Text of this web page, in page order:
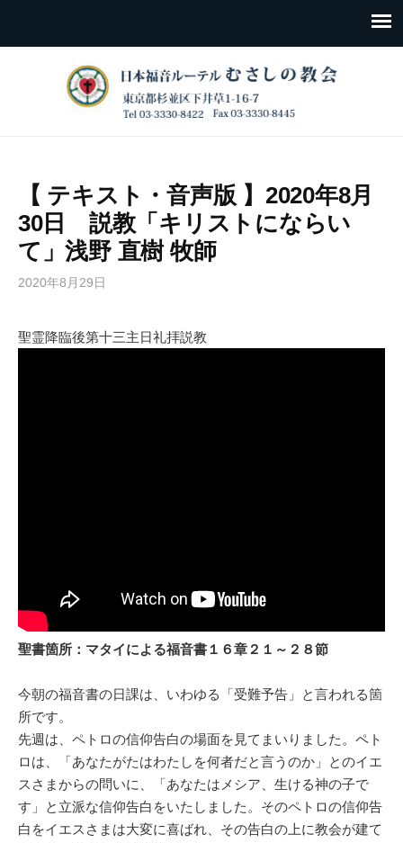
【 テキスト・音声版 】2020年8月
30日 説教「キリストにならい
て」浅野 直樹 牧師
2020年8月29日
聖霊降臨後第十三主日礼拝説教
聖書箇所：マタイによる福音書１６章２１～２８節
今朝の福音書の日課は、いわゆる「受難予告」と言われる箇
所です。
先週は、ペトロの信仰告白の場面を見てまいりました。ペト
ロは、「あなたがたはわたしを何者だと言うのか」とのイエ
スさまからの問いに、「あなたはメシア、生ける神の子で
す」と立派な信仰告白をいたしました。そのペトロの信仰告
白をイエスさまは大変に喜ばれ、その告白の上に教会が建て